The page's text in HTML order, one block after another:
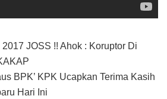
JOSS !! Ahok : Koruptor Di
BPK’ KPK Ucapkan Terima Kasih
Hari Ini